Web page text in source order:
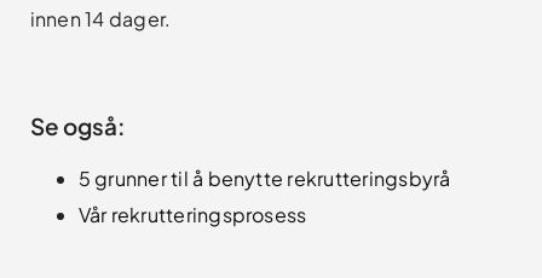
innen 14 dager.
Se også:
5 grunner til å benytte rekrutteringsbyrå
Vår rekrutteringsprosess